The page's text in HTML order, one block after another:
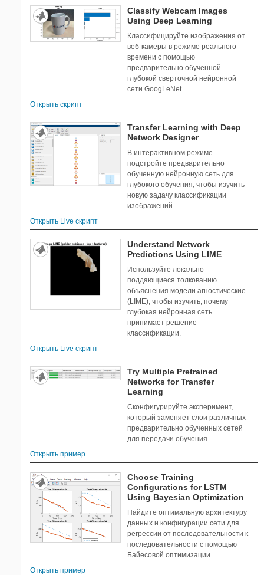
Classify Webcam Images
Using Deep Learning
Классифицируйте изображения от
веб-камеры в режиме реального
времени с помощью
предварительно обученной
глубокой сверточной нейронной
сети GoogLeNet.
Открыть скрипт
Transfer Learning with Deep
Network Designer
В интерактивном режиме
подстройте предварительно
обученную нейронную сеть для
глубокого обучения, чтобы изучить
новую задачу классификации
изображений.
Открыть Live скрипт
Understand Network
Predictions Using LIME
Используйте локально
поддающиеся толкованию
объяснения модели агностические
(LIME), чтобы изучить, почему
глубокая нейронная сеть
принимает решение
классификации.
Открыть Live скрипт
Try Multiple Pretrained
Networks for Transfer
Learning
Сконфигурируйте эксперимент,
который заменяет слои различных
предварительно обученных сетей
для передачи обучения.
Открыть пример
Choose Training
Configurations for LSTM
Using Bayesian Optimization
Найдите оптимальную архитектуру
данных и конфигурации сети для
регрессии от последовательности к
последовательности с помощью
Байесовой оптимизации.
Открыть пример